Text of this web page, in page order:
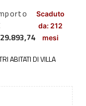
Scaduto
da: 212
mesi
ABITATI DI VILLA